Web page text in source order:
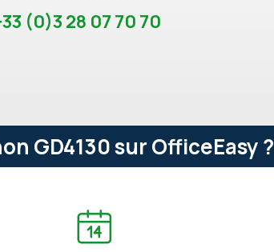
(0)3 28 07 70 70
GD4130 sur OfficeEasy ?